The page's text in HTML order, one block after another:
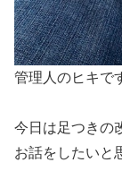
管理人のヒキで
今日は足つきの
お話をしたいと